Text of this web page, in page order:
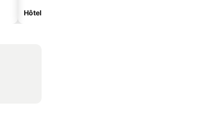
Hôtels spa